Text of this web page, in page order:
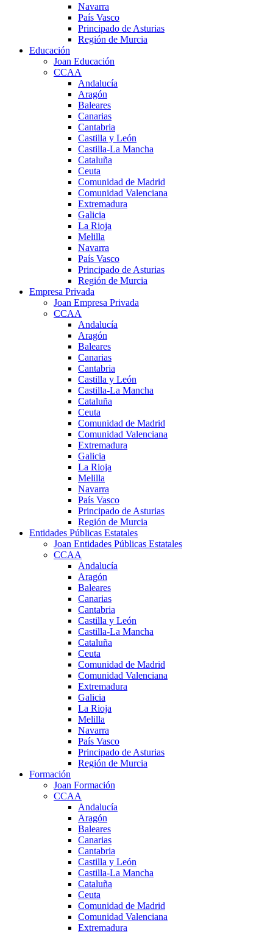
Navarra
País Vasco
Principado de Asturias
Región de Murcia
Educación
Joan Educación
CCAA
Andalucía
Aragón
Baleares
Canarias
Cantabria
Castilla y León
Castilla-La Mancha
Cataluña
Ceuta
Comunidad de Madrid
Comunidad Valenciana
Extremadura
Galicia
La Rioja
Melilla
Navarra
País Vasco
Principado de Asturias
Región de Murcia
Empresa Privada
Joan Empresa Privada
CCAA
Andalucía
Aragón
Baleares
Canarias
Cantabria
Castilla y León
Castilla-La Mancha
Cataluña
Ceuta
Comunidad de Madrid
Comunidad Valenciana
Extremadura
Galicia
La Rioja
Melilla
Navarra
País Vasco
Principado de Asturias
Región de Murcia
Entidades Públicas Estatales
Joan Entidades Públicas Estatales
CCAA
Andalucía
Aragón
Baleares
Canarias
Cantabria
Castilla y León
Castilla-La Mancha
Cataluña
Ceuta
Comunidad de Madrid
Comunidad Valenciana
Extremadura
Galicia
La Rioja
Melilla
Navarra
País Vasco
Principado de Asturias
Región de Murcia
Formación
Joan Formación
CCAA
Andalucía
Aragón
Baleares
Canarias
Cantabria
Castilla y León
Castilla-La Mancha
Cataluña
Ceuta
Comunidad de Madrid
Comunidad Valenciana
Extremadura